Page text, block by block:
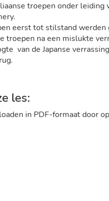
troepen onder
eerst tot stilstand
troepen na een mislukte
van de Japanse
les:
in PDF-formaat door